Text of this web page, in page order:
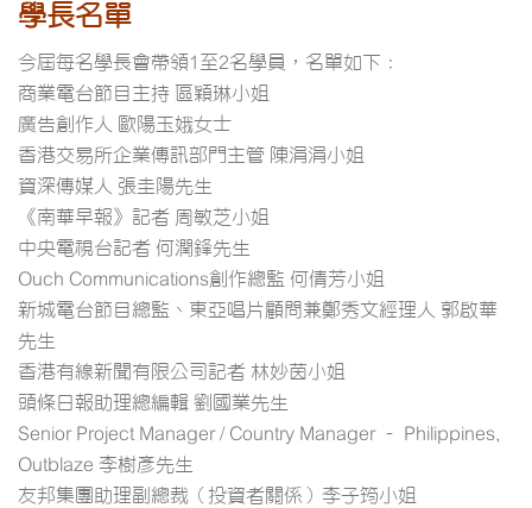
學長名單
今屆每名學長會帶領1至2名學員，名單如下：
商業電台節目主持 區穎琳小姐
廣告創作人 歐陽玉娥女士
香港交易所企業傳訊部門主管 陳涓涓小姐
資深傳媒人 張圭陽先生
《南華早報》記者 周敏芝小姐
中央電視台記者 何潤鋒先生
Ouch Communications創作總監 何倩芳小姐
新城電台節目總監、東亞唱片顧問兼鄭秀文經理人 郭啟華
先生
香港有線新聞有限公司記者 林妙茵小姐
頭條日報助理總編輯 劉國業先生
Senior Project Manager / Country Manager – Philippines,
Outblaze 李樹彥先生
友邦集團助理副總裁（投資者關係）李子筠小姐